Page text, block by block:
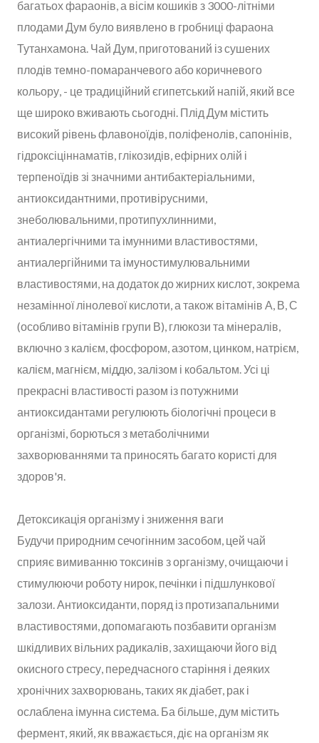
багатьох фараонів, а вісім кошиків з 3000-літніми
плодами Дум було виявлено в гробниці фараона
Тутанхамона. Чай Дум, приготований із сушених
плодів темно-помаранчевого або коричневого
кольору, - це традиційний єгипетський напій, який все
ще широко вживають сьогодні. Плід Дум містить
високий рівень флавоноїдів, поліфенолів, сапонінів,
гідроксіціннаматів, глікозидів, ефірних олій і
терпеноїдів зі значними антибактеріальними,
антиоксидантними, противірусними,
знеболювальними, протипухлинними,
антиалергічними та імунними властивостями,
антиалергійними та імуностимулювальними
властивостями, на додаток до жирних кислот, зокрема
незамінної лінолевої кислоти, а також вітамінів А, В, С
(особливо вітамінів групи В), глюкози та мінералів,
включно з калієм, фосфором, азотом, цинком, натрієм,
калієм, магнієм, міддю, залізом і кобальтом. Усі ці
прекрасні властивості разом із потужними
антиоксидантами регулюють біологічні процеси в
організмі, борються з метаболічними
захворюваннями та приносять багато користі для
здоров'я.
Детоксикація організму і зниження ваги
Будучи природним сечогінним засобом, цей чай
сприяє вимиванню токсинів з організму, очищаючи і
стимулюючи роботу нирок, печінки і підшлункової
залози. Антиоксиданти, поряд із протизапальними
властивостями, допомагають позбавити організм
шкідливих вільних радикалів, захищаючи його від
окисного стресу, передчасного старіння і деяких
хронічних захворювань, таких як діабет, рак і
ослаблена імунна система. Ба більше, дум містить
фермент, який, як вважається, діє на організм як